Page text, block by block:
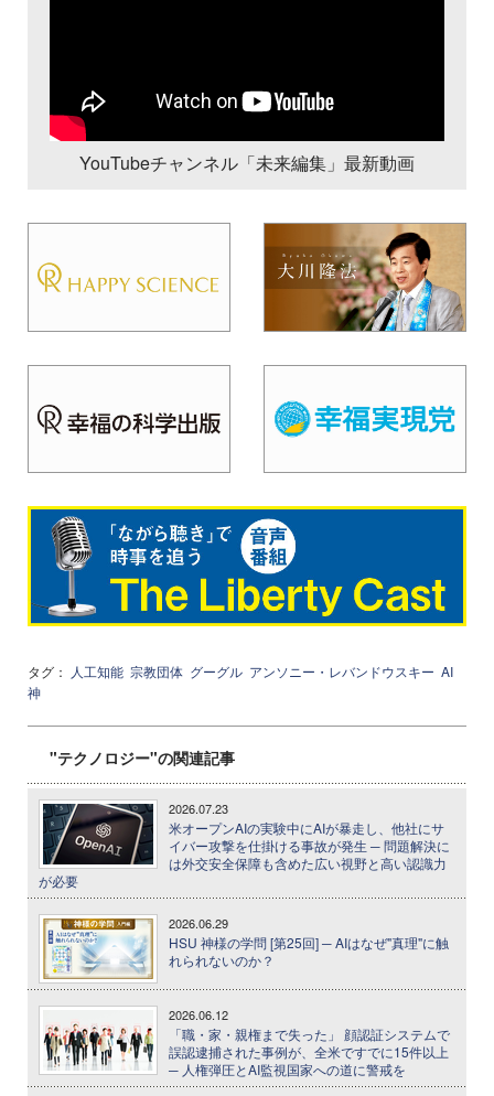
YouTubeチャンネル「未来編集」最新動画
タグ： 人工知能 宗教団体 グーグル アンソニー・レバンドウスキー AI
神
"テクノロジー"の関連記事
2026.07.23
米オープンAIの実験中にAIが暴走し、他社にサ
イバー攻撃を仕掛ける事故が発生 ─ 問題解決に
は外交安全保障も含めた広い視野と高い認識力
が必要
2026.06.29
HSU 神様の学問 [第25回] ─ AIはなぜ"真理"に触
れられないのか？
2026.06.12
「職・家・親権まで失った」 顔認証システムで
誤認逮捕された事例が、全米ですでに15件以上
─ 人権弾圧とAI監視国家への道に警戒を